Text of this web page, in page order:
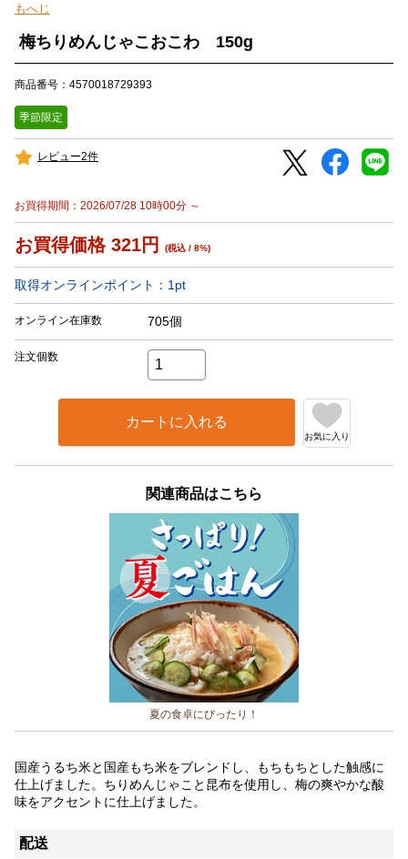
もへじ
梅ちりめんじゃこおこわ 150g
商品番号：4570018729393
季節限定
レビュー2件
お買得期間：2026/07/28 10時00分 ～
お買得価格 321円 (税込 / 8%)
取得オンラインポイント： 1 pt
オンライン在庫数 705個
注文個数
カートに入れる
お気に入り
関連商品はこちら
夏の食卓にぴったり！
国産うるち米と国産もち米をブレンドし、もちもちとした触感に
仕上げました。ちりめんじゃこと昆布を使用し、梅の爽やかな酸
味をアクセントに仕上げました。
配送